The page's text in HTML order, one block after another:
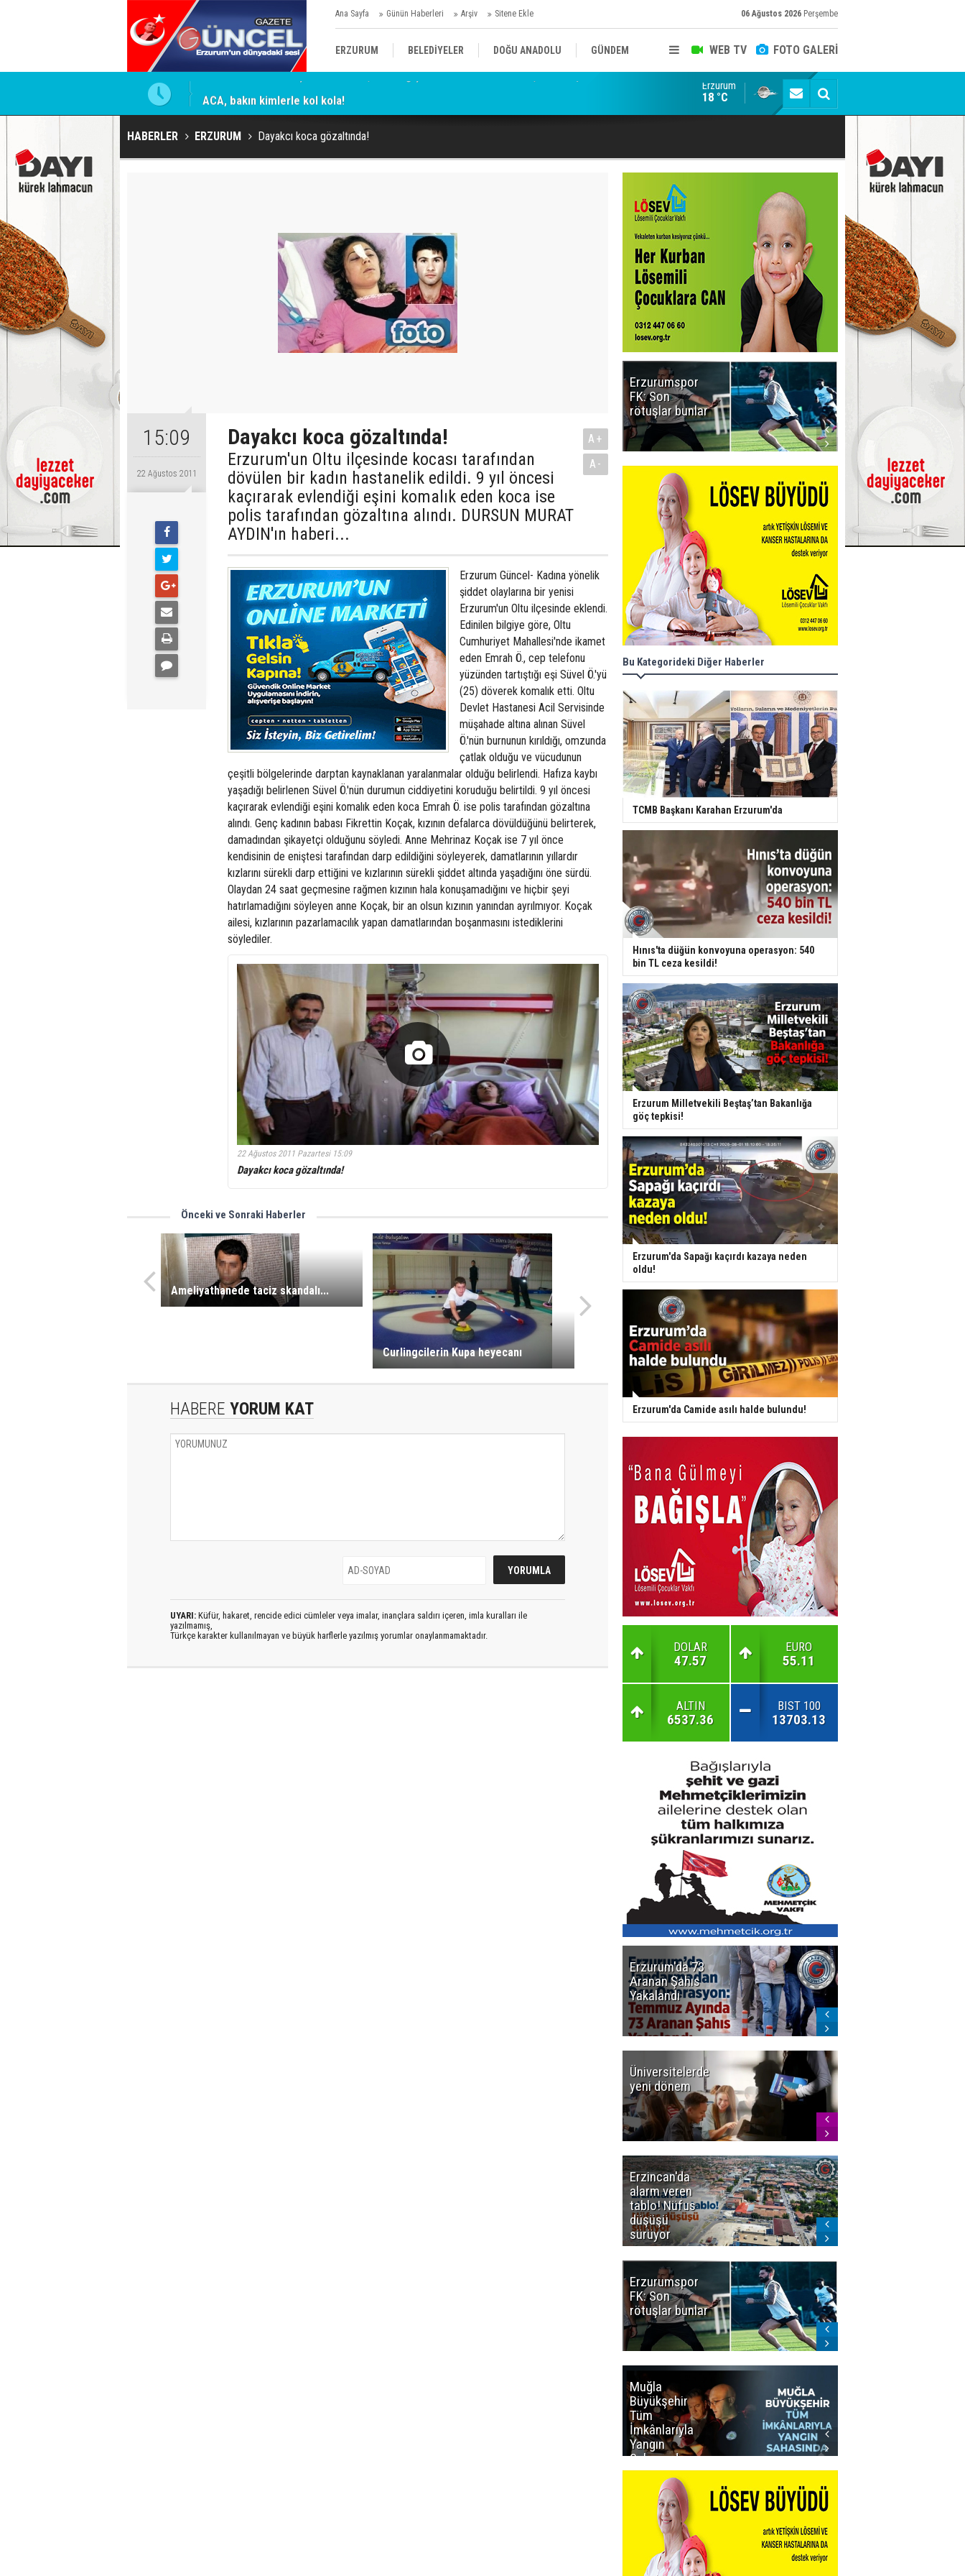
Ana Sayfa Günün Haberleri Arşiv Sitene Ekle 06 Ağustos 2026 Perşembe
WEB TV FOTO GALERİ
ERZURUM BELEDİYELER DOĞU ANADOLU GÜNDEM
KÜLTÜR/SANAT//MAĞAZİN
için firmaya resmi talimat ACA, bakın kimlerle kol kola! Erzurumspor FK: Son rötuşlar bunlar
Erzurum
18 °C
HABERLER ERZURUM Dayakcı koca gözaltında!
15:09
22 Ağustos 2011
Dayakcı koca gözaltında!
Erzurum'un Oltu ilçesinde kocası tarafından
dövülen bir kadın hastanelik edildi. 9 yıl öncesi
kaçırarak evlendiği eşini komalık eden koca ise
polis tarafından gözaltına alındı. DURSUN MURAT
AYDIN'ın haberi...
A+
A-
Erzurum Güncel- Kadına yönelik
şiddet olaylarına bir yenisi
Erzurum'un Oltu ilçesinde eklendi.
Edinilen bilgiye göre, Oltu
Cumhuriyet Mahallesi'nde ikamet
eden Emrah Ö., cep telefonu
yüzünden tartıştığı eşi Süvel Ö.'yü
(25) döverek komalık etti. Oltu
Devlet Hastanesi Acil Servisinde
müşahade altına alınan Süvel
Ö.'nün burnunun kırıldığı, omzunda
çatlak olduğu ve vücudunun
çeşitli bölgelerinde darptan kaynaklanan yaralanmalar olduğu belirlendi. Hafıza kaybı
yaşadığı belirlenen Süvel Ö.'nün durumun ciddiyetini koruduğu belirtildi. 9 yıl öncesi
kaçırarak evlendiği eşini komalık eden koca Emrah Ö. ise polis tarafından gözaltına
alındı. Genç kadının babası Fikrettin Koçak, kızının defalarca dövüldüğünü belirterek,
damadından şikayetçi olduğunu söyledi. Anne Mehrinaz Koçak ise 7 yıl önce
kendisinin de eniştesi tarafından darp edildiğini söyleyerek, damatlarının yıllardır
kızlarını sürekli darp ettiğini ve kızlarının sürekli şiddet altında yaşadığını öne sürdü.
Olaydan 24 saat geçmesine rağmen kızının hala konuşamadığını ve hiçbir şeyi
hatırlamadığını söyleyen anne Koçak, bir an olsun kızının yanından ayrılmıyor. Koçak
ailesi, kızlarının pazarlamacılık yapan damatlarından boşanmasını istediklerini
söylediler.
22 Ağustos 2011 Pazartesi 15:09
Dayakcı koca gözaltında!
Önceki ve Sonraki Haberler
Ameliyathanede taciz skandalı...
Curlingcilerin Kupa heyecanı
HABERE YORUM KAT
UYARI: Küfür, hakaret, rencide edici cümleler veya imalar, inançlara saldırı içeren, imla kuralları ile
yazılmamış,
Türkçe karakter kullanılmayan ve büyük harflerle yazılmış yorumlar onaylanmamaktadır.
Erzurumspor
FK: Son
rötuşlar bunlar
Bu Kategorideki Diğer Haberler
TCMB Başkanı Karahan Erzurum'da
Hınıs'ta düğün konvoyuna operasyon: 540
bin TL ceza kesildi!
Erzurum Milletvekili Beştaş’tan Bakanlığa
göç tepkisi!
Erzurum'da Sapağı kaçırdı kazaya neden
oldu!
Erzurum'da Camide asılı halde bulundu!
DOLAR
47.57
EURO
55.11
ALTIN
6537.36
BIST 100
13703.13
Erzurum'da 73
Aranan Şahıs
Yakalandı
Üniversitelerde
yeni dönem
Erzincan'da
alarm veren
tablo! Nüfus
düşüşü
sürüyor
Erzurumspor
FK: Son
rötuşlar bunlar
Muğla
Büyükşehir
Tüm
İmkânlarıyla
Yangın
Sahasında